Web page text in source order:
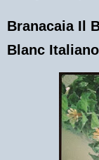
Branacaia Il
Blanc